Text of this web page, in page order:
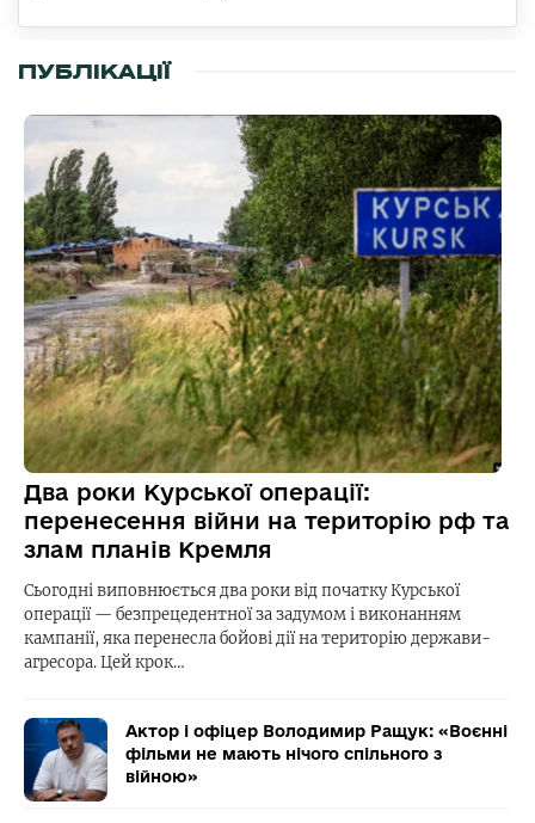
ПУБЛІКАЦІЇ
Два роки Курської операції:
перенесення війни на територію рф та
злам планів Кремля
Сьогодні виповнюється два роки від початку Курської
операції — безпрецедентної за задумом і виконанням
кампанії, яка перенесла бойові дії на територію держави-
агресора. Цей крок…
Актор і офіцер Володимир Ращук: «Воєнні
фільми не мають нічого спільного з
війною»